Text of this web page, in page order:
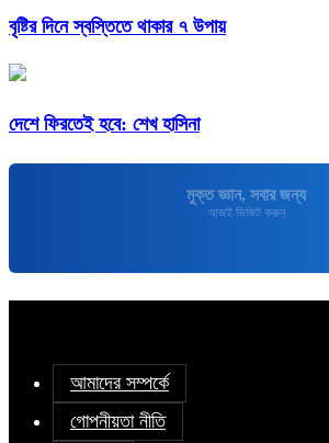
বৃষ্টির দিনে স্বস্তিতে থাকার ৭ উপায়
দেশে ফিরতেই হবে: শেখ হাসিনা
মুক্তপিডিয়া
বাংলা ভাষার মুক্ত বিশ্বকোষ
আমাদের সম্পর্কে
গোপনীয়তা নীতি